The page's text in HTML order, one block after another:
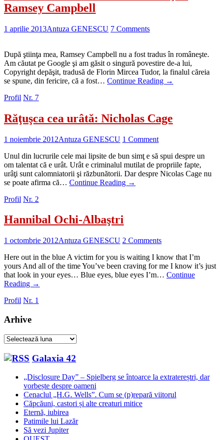
Ramsey Campbell
1 aprilie 2013Antuza GENESCU 7 Comments
După ştiinţa mea, Ramsey Campbell nu a fost tradus în româneşte.
Am căutat pe Google şi am găsit o singură povestire de-a lui,
Copyright depăşit, tradusă de Florin Mircea Tudor, la finalul căreia
se spune, din fericire, că a fost… Continue Reading →
Profil Nr. 7
Răţuşca cea urâtă: Nicholas Cage
1 noiembrie 2012Antuza GENESCU 1 Comment
Unul din lucrurile cele mai lipsite de bun simţ e să spui despre un
om talentat că e urât. Urât e criminalul mutilat de propriile fapte,
urâţi sunt calomniatorii şi răzbunătorii. Dar despre Nicolas Cage nu
se poate afirma că… Continue Reading →
Profil Nr. 2
Hannibal Ochi-Albaştri
1 octombrie 2012Antuza GENESCU 2 Comments
Here out in the blue A victim for you is waiting I know that I’m
yours And all of the time You’ve been craving for me I know it’s just
that look in your eyes… Blue eyes, blue eyes I’m… Continue
Reading →
Profil Nr. 1
Arhive
Arhive
Galaxia 42
„Disclosure Day” – Spielberg se întoarce la extratereștri, dar
vorbește despre oameni
Cenaclul „H.G. Wells”. Cum se (p)repară viitorul
Căpcăuni, castori și alte creaturi mitice
Eternă, iubirea
Patimile lui Lazăr
Să vezi Jupiter